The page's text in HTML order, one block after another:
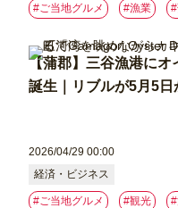
#ご当地グルメ #漁業
【蒲郡】三谷漁港にオ
誕生｜リブルが5月5日
2026/04/29 00:00
経済・ビジネス
#ご当地グルメ #観光